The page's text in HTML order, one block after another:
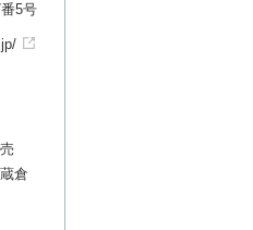
5号
倉